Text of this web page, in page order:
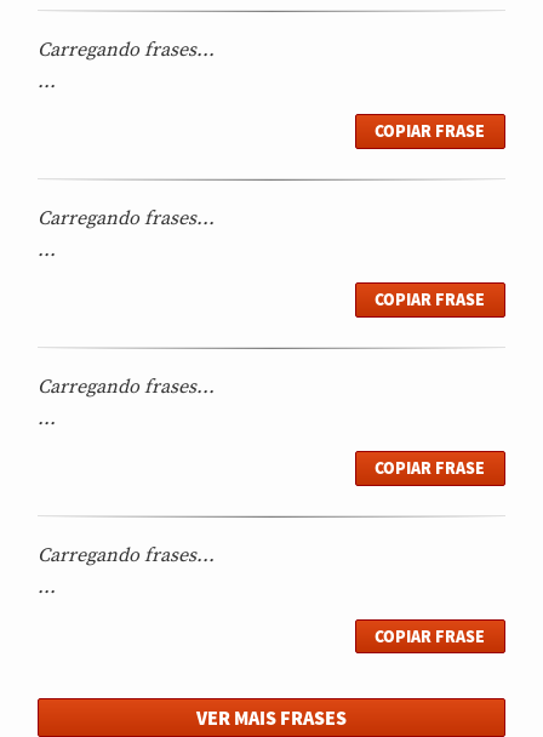
Carregando frases...
...
COPIAR FRASE
Carregando frases...
...
COPIAR FRASE
Carregando frases...
...
COPIAR FRASE
Carregando frases...
...
COPIAR FRASE
VER MAIS FRASES